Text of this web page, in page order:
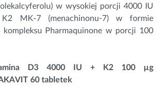
w wysokiej porcji 4000 IU
MK-7 (menachinonu-7) w formie
kompleksu Pharmaquinone w porcji 100
D3 4000 IU + K2 100 µg
60 tabletek